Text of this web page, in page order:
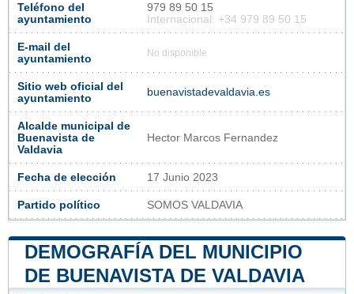
Teléfono del
ayuntamiento
979 89 50 15
Internacional: +34 979 89 50 15
E-mail del
ayuntamiento
No disponible
Sitio web oficial del
ayuntamiento
buenavistadevaldavia.es
Alcalde municipal de
Buenavista de
Valdavia
Hector Marcos Fernandez
Fecha de elección 17 Junio 2023
Partido político SOMOS VALDAVIA
DEMOGRAFÍA DEL MUNICIPIO
DE BUENAVISTA DE VALDAVIA